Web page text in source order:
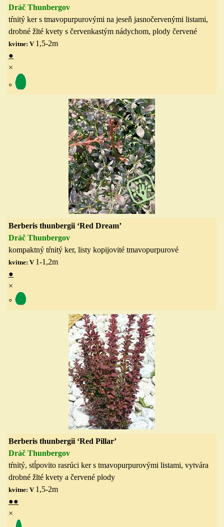
Dráč Thunbergov
tŕnitý ker s tmavopurpurovými na jeseň jasnočervenými listami,
drobné žlté kvety s červenkastým nádychom, plody červené
kvitne: V 1,5-2m
●
×
◦
Berberis thunbergii ‘Red Dream’
Dráč Thunbergov
kompaktný tŕnitý ker, listy kopijovité tmavopurpurové
kvitne: V 1-1,2m
●
×
◦
Berberis thunbergii ‘Red Pillar’
Dráč Thunbergov
tŕnitý, stĺpovito rasrúci ker s tmavopurpurovými listami, vytvára
drobné žlté kvety a červené plody
kvitne: V 1,5-2m
●●
×